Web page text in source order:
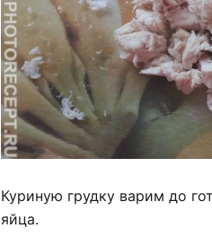
Куриную грудку варим до
яйца.